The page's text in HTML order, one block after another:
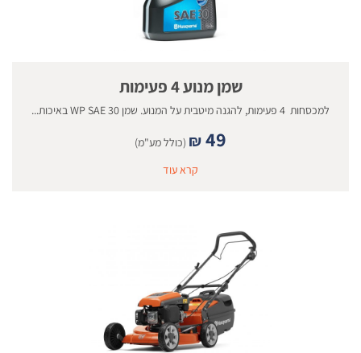
שמן מנוע 4 פעימות
למכסחות 4 פעימות, להגנה מיטבית על המנוע. שמן WP SAE 30 באיכות...
₪49
(כולל מע"מ)
קרא עוד